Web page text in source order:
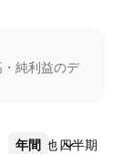
純利益のデ
年間 四半期
その他